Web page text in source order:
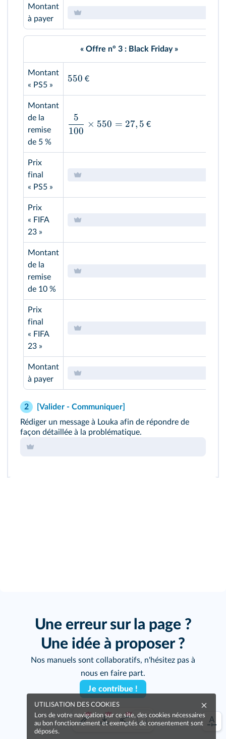
Montant
à payer
« Offre n° 3 : Black Friday »
Montant
« PS5 »
550 €
Montant
de la
remise
de 5 %
100
5
× 550 = 27, 5 €
Prix
final
« PS5 »
Prix
« FIFA
23 »
Montant
de la
remise
de 10 %
Prix
final
« FIFA
23 »
Montant
à payer
2
[Valider - Communiquer]
Rédiger un message à Louka afin de répondre de
façon détaillée à la problématique.
Une erreur sur la page ?
Une idée à proposer ?
Nos manuels sont collaboratifs, n'hésitez pas à
nous en faire part.
Je contribue !
UTILISATION DES COOKIES
Lors de votre navigation sur ce site, des cookies nécessaires
au bon fonctionnement et exemptés de consentement sont
déposés.